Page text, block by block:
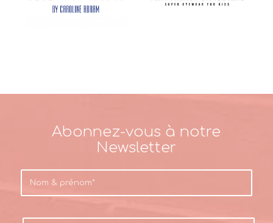
Abonnez-vous à notre
Newsletter